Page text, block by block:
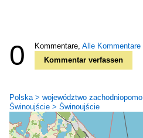
0 Kommentare, Alle Kommentare
Kommentar verfassen
Polska > województwo
Świnoujście > Świnoujście